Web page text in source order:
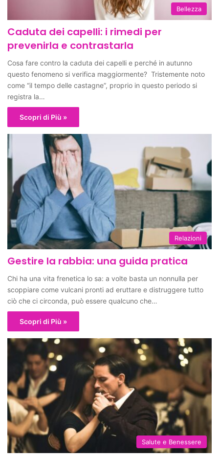
Bellezza
Caduta dei capelli: i rimedi per
prevenirla e contrastarla
Cosa fare contro la caduta dei capelli e perché in autunno
questo fenomeno si verifica maggiormente? Tristemente noto
come “il tempo delle castagne”, proprio in questo periodo si
registra la…
Scopri di Più »
Relazioni
Gestire la rabbia: una guida pratica
Chi ha una vita frenetica lo sa: a volte basta un nonnulla per
scoppiare come vulcani pronti ad eruttare e distruggere tutto
ciò che ci circonda, può essere qualcuno che…
Scopri di Più »
Salute e Benessere